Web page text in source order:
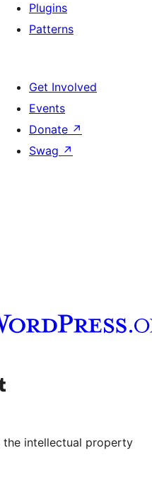
Plugins
Patterns
Get Involved
Events
Donate ↗
Swag ↗
channel
our Tumblr account
the intellectual property